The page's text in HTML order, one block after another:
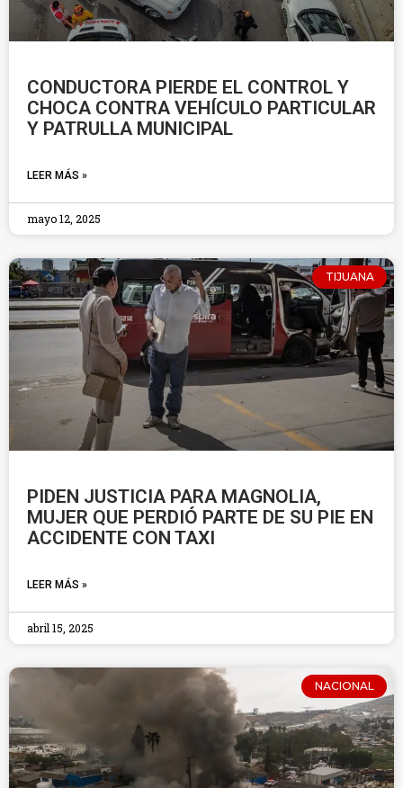
CONDUCTORA PIERDE EL CONTROL Y
CHOCA CONTRA VEHÍCULO PARTICULAR
Y PATRULLA MUNICIPAL
LEER MÁS »
mayo 12, 2025
TIJUANA
PIDEN JUSTICIA PARA MAGNOLIA,
MUJER QUE PERDIÓ PARTE DE SU PIE EN
ACCIDENTE CON TAXI
LEER MÁS »
abril 15, 2025
NACIONAL